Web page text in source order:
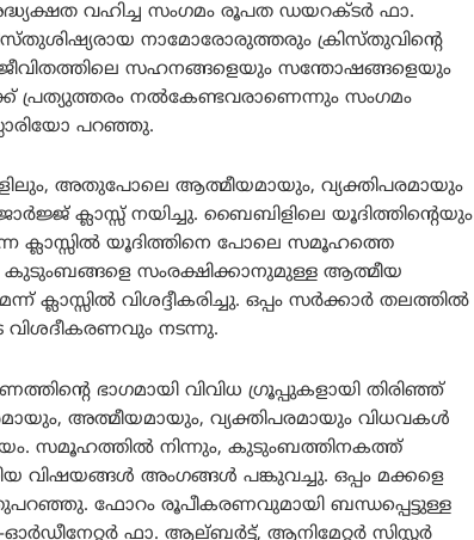
വഹിച്ച സംഗമം രൂപത ഡയറക്ടർ ഫാ.
നാമോരോരുത്തരും ക്രിസ്തുവിന്റെ
ജീവിതത്തിലെ സഹനങ്ങളെയും സന്തോഷങ്ങളെയും
പ്രത്യുത്തരം നൽകേണ്ടവരാണെന്നും സംഗമം
പറഞ്ഞു.
അതുപോലെ ആത്മീയമായും, വ്യക്തിപരമായും
ക്ലാസ്സ് നയിച്ചു. ബൈബിളിലെ യൂദിത്തിന്റെയും
ക്ലാസ്സിൽ യൂദിത്തിനെ പോലെ സമൂഹത്തെ
കുടുംബങ്ങളെ സംരക്ഷിക്കാനുമുള്ള ആത്മീയ
വിശദ്ദീകരിച്ചു. ഒപ്പം സർക്കാർ തലത്തിൽ
വിശദീകരണവും നടന്നു.
ഭാഗമായി വിവിധ ഗ്രൂപ്പുകളായി തിരിഞ്ഞ്
അത്മീയമായും, വ്യക്തിപരമായും വിധവകൾ
സമൂഹത്തിൽ നിന്നും, കുടുംബത്തിനകത്ത്
വിഷയങ്ങൾ അംഗങ്ങൾ പങ്കുവച്ചു. ഒപ്പം മക്കളെ
ഫോറം രൂപീകരണവുമായി ബന്ധപ്പെട്ടുള്ള
ഫാ. ആല്ബർട്ട്, ആനിമേറ്റർ സിസ്റ്റർ